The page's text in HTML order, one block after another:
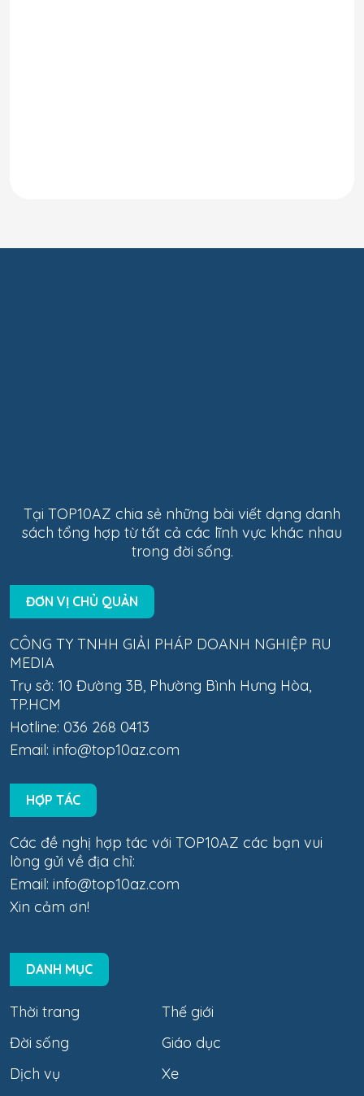
Tại TOP10AZ chia sẻ những bài viết dạng danh
sách tổng hợp từ tất cả các lĩnh vực khác nhau
trong đời sống.
ĐƠN VỊ CHỦ QUẢN
CÔNG TY TNHH GIẢI PHÁP DOANH NGHIỆP RU
MEDIA
Trụ sở: 10 Đường 3B, Phường Bình Hưng Hòa,
TP.HCM
Hotline: 036 268 0413
Email: info@top10az.com
HỢP TÁC
Các đề nghị hợp tác với TOP10AZ các bạn vui
lòng gửi về địa chỉ:
Email: info@top10az.com
Xin cảm ơn!
DANH MỤC
Thời trang
Thế giới
Đời sống
Giáo dục
Dịch vụ
Xe